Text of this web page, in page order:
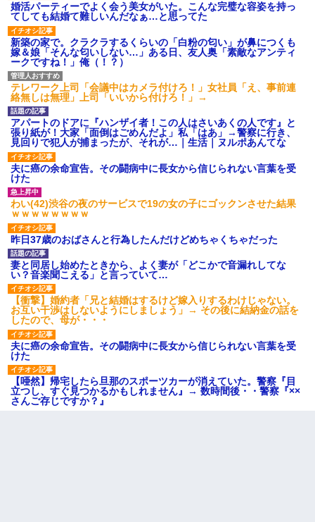
婚活パーティーでよく会う美女がいた。こんな完璧な容姿を持っ
てしても結婚て難しいんだなぁ…と思ってた
新築の家で。クラクラするくらいの「白粉の匂い」が鼻につくも
嫁＆娘「そんな匂いしない…」ある日、友人奥「素敵なアンティ
ークですね！」俺（！？）
テレワーク上司「会議中はカメラ付けろ！」女社員「え、事前連
絡無しは無理」上司「いいから付けろ！」→
アパートのドアに『ハンザイ者！この人はさいあくの人です』と
張り紙が！大家「面倒はごめんだよ」私「はあ」→警察に行き、
見回りで犯人が捕まったが、それが…｜生活｜ヌルポあんてな
夫に癌の余命宣告。その闘病中に長女から信じられない言葉を受
けた
わい(42)渋谷の夜のサービスで19の女の子にゴックンさせた結果
ｗｗｗｗｗｗｗｗ
昨日37歳のおばさんと行為したんだけどめちゃくちゃだった
妻と同居し始めたときから、よく妻が「どこかで音漏れしてな
い？音楽聞こえる」と言っていて…
【衝撃】婚約者「兄と結婚はするけど嫁入りするわけじゃない。
お互い干渉はしないようにしましょう」→ その後に結納金の話を
したので、母が・・・
夫に癌の余命宣告。その闘病中に長女から信じられない言葉を受
けた
【唖然】帰宅したら旦那のスポーツカーが消えていた。警察『目
立つし、すぐ見つかるかもしれません』→ 数時間後・・警察『××
さんご存じですか？』